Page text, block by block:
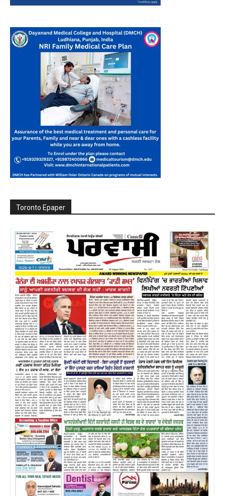
Toronto Epaper